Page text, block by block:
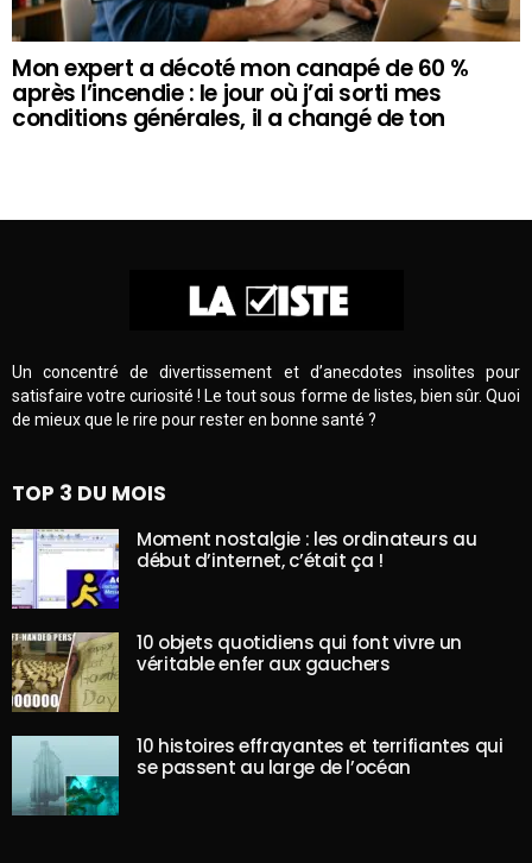
Mon expert a décoté mon canapé de 60 %
après l’incendie : le jour où j’ai sorti mes
conditions générales, il a changé de ton
Un concentré de divertissement et d’anecdotes insolites pour
satisfaire votre curiosité ! Le tout sous forme de listes, bien sûr. Quoi
de mieux que le rire pour rester en bonne santé ?
TOP 3 DU MOIS
Moment nostalgie : les ordinateurs au
début d’internet, c’était ça !
10 objets quotidiens qui font vivre un
véritable enfer aux gauchers
10 histoires effrayantes et terrifiantes qui
se passent au large de l’océan